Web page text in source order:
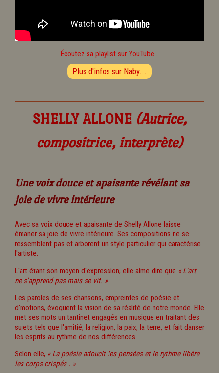
Écoutez sa playlist sur YouTube...
Plus d'infos sur Naby...
SHELLY ALLONE (Autrice,
compositrice, interprète)
Une voix douce et apaisante révélant sa
joie de vivre intérieure
Avec sa voix douce et apaisante de Shelly Allone laisse
émaner sa joie de vivre intérieure. Ses compositions ne se
ressemblent pas et arborent un style particulier qui caractérise
l'artiste.
L'art étant son moyen d'expression, elle aime dire que « L'art
ne s'apprend pas mais se vit. »
Les paroles de ses chansons, empreintes de poésie et
d'motions, évoquent la vision de sa réalité de notre monde. Elle
met ses mots un tantinet engagés en musique en traitant des
sujets tels que l'amitié, la religion, la paix, la terre, et fait danser
les esprits au rythme de nos différences.
Selon elle, « La poésie adoucit les pensées et le rythme libère
les corps crispés . »